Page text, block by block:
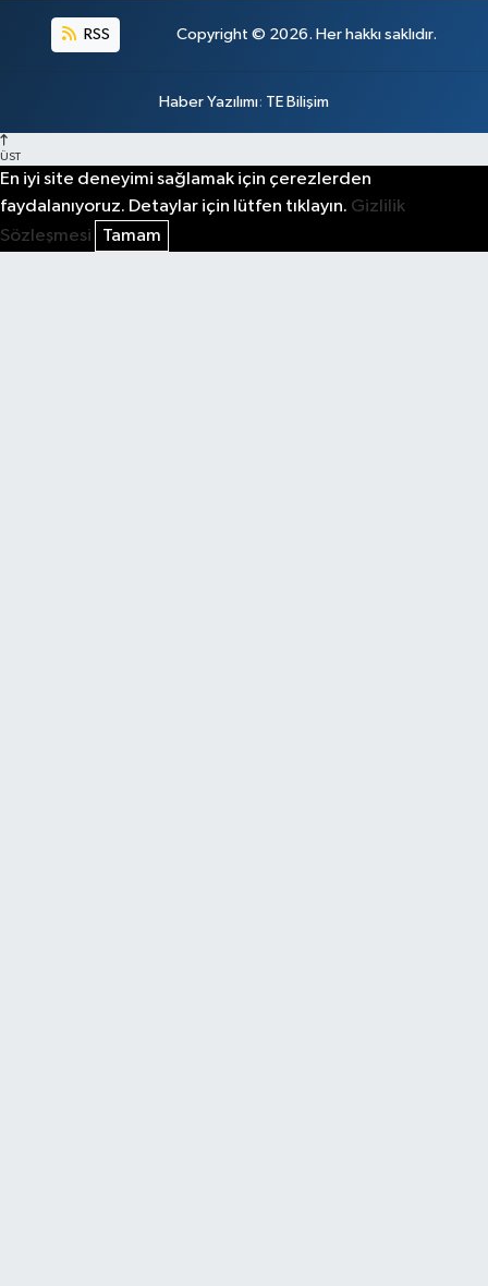
RSS Copyright © 2026. Her hakkı saklıdır.
Haber Yazılımı: TE Bilişim
ÜST
En iyi site deneyimi sağlamak için çerezlerden
faydalanıyoruz. Detaylar için lütfen tıklayın. Gizlilik
Sözleşmesi
Tamam